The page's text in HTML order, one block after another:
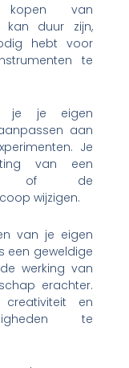
kopen van
kan duur zijn,
hebt voor
te
je je eigen
aan
Je
van een
of de
wijzigen.
van je eigen
een geweldige
werking van
erachter.
en
te